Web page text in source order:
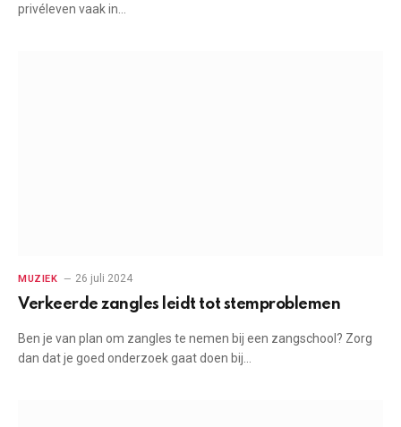
privéleven vaak in…
MUZIEK 26 juli 2024
Verkeerde zangles leidt tot stemproblemen
Ben je van plan om zangles te nemen bij een zangschool? Zorg
dan dat je goed onderzoek gaat doen bij…